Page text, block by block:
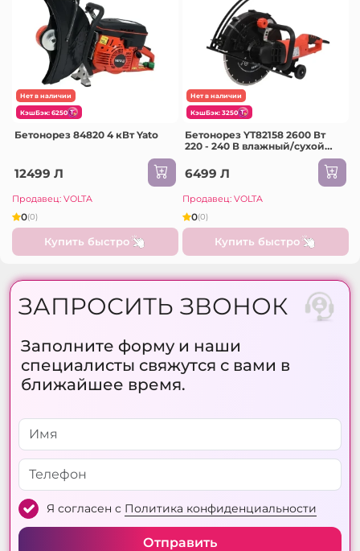
Нет в наличии
КэшБэк: 6250
Бетонорез 84820 4 кВт Yato
12499 Л
Продавец: VOLTA
0(0)
Купить быстро
Нет в наличии
КэшБэк: 3250
Бетонорез YT82158 2600 Вт
220 - 240 В влажный/сухой
6499 Л
Продавец: VOLTA
0(0)
Купить быстро
ЗАПРОСИТЬ ЗВОНОК
Заполните форму и наши
специалисты свяжутся с вами в
ближайшее время.
Я согласен с Политика конфиденциальности
Отправить